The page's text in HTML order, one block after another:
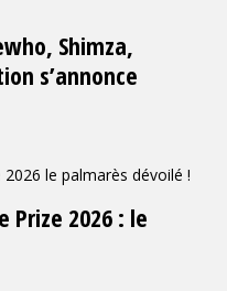
Shimza,
s’annonce
Prize 2026 : le